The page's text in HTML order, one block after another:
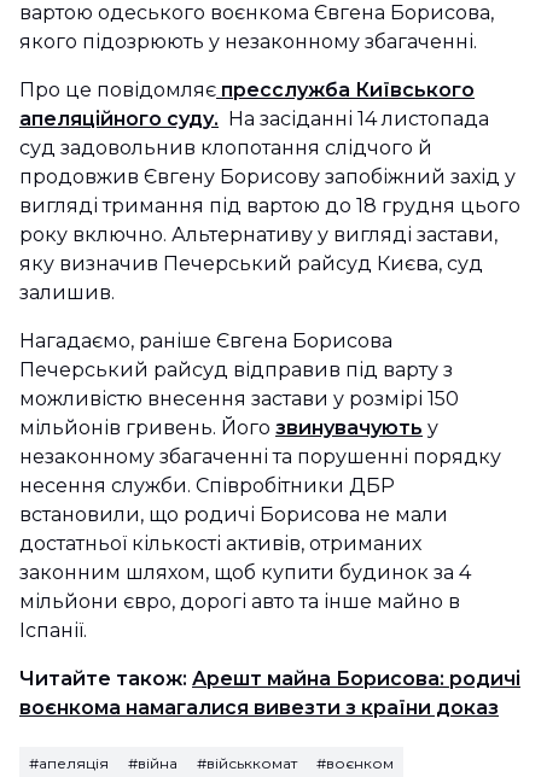
вартою одеського воєнкома Євгена Борисова,
якого підозрюють у незаконному збагаченні.
Про це повідомляє пресслужба Київського
апеляційного суду. На засіданні 14 листопада
суд задовольнив клопотання слідчого й
продовжив Євгену Борисову запобіжний захід у
вигляді тримання під вартою до 18 грудня цього
року включно. Альтернативу у вигляді застави,
яку визначив Печерський райсуд Києва, суд
залишив.
Нагадаємо, раніше Євгена Борисова
Печерський райсуд відправив під варту з
можливістю внесення застави у розмірі 150
мільйонів гривень. Його звинувачують у
незаконному збагаченні та порушенні порядку
несення служби. Співробітники ДБР
встановили, що родичі Борисова не мали
достатньої кількості активів, отриманих
законним шляхом, щоб купити будинок за 4
мільйони євро, дорогі авто та інше майно в
Іспанії.
Читайте також: Арешт майна Борисова: родичі
воєнкома намагалися вивезти з країни доказ
#апеляція #війна #військкомат
#воєнком